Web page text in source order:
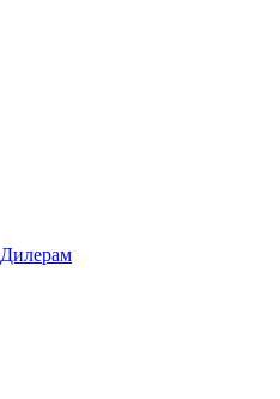
Дилерам